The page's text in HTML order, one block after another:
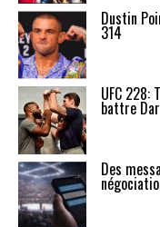
Dustin
314
UFC 228:
battre
Des